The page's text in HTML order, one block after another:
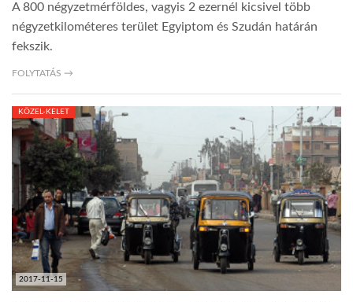
A 800 négyzetmérföldes, vagyis 2 ezernél kicsivel több
négyzetkilométeres terület Egyiptom és Szudán határán
fekszik.
FOLYTATÁS →
2017-11-15
KÖZEL-KELET